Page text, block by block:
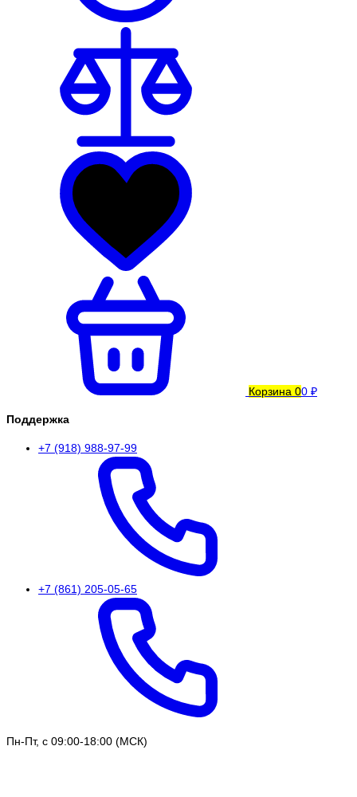
Корзина 00 ₽
Поддержка
+7 (918) 988-97-99
+7 (861) 205-05-65
Пн-Пт, с 09:00-18:00 (МСК)